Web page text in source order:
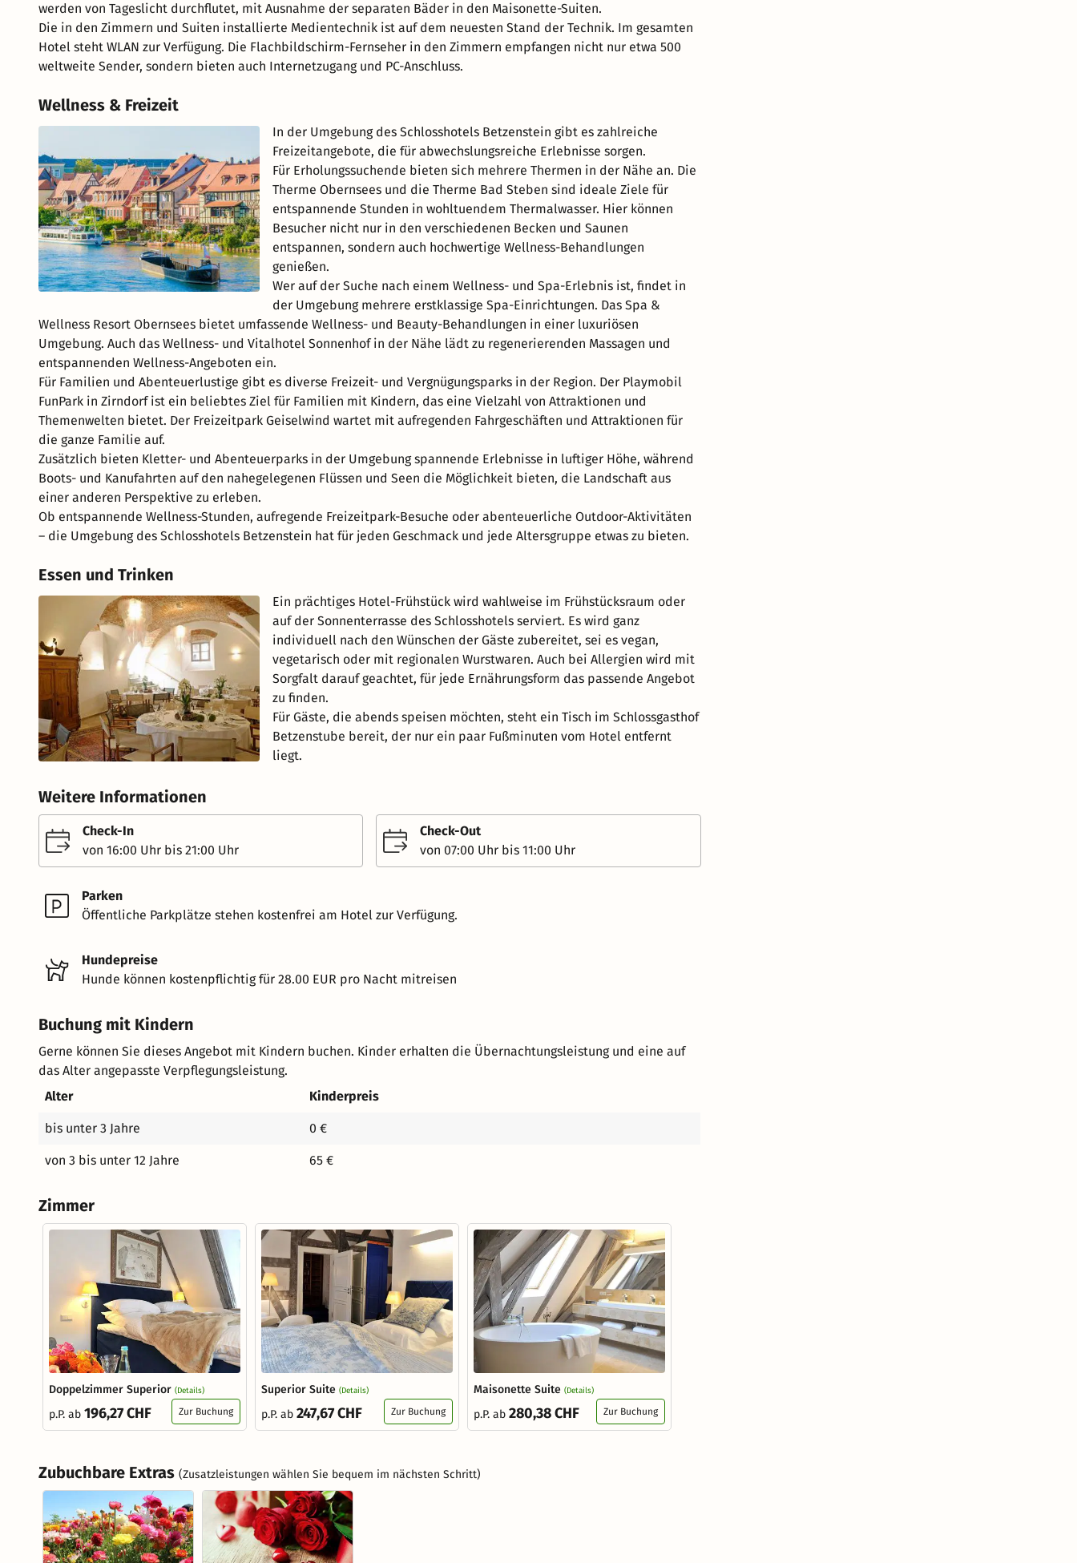
werden von Tageslicht durchflutet, mit Ausnahme der separaten Bäder in den Maisonette-Suiten.
Die in den Zimmern und Suiten installierte Medientechnik ist auf dem neuesten Stand der Technik. Im gesamten
Hotel steht WLAN zur Verfügung. Die Flachbildschirm-Fernseher in den Zimmern empfangen nicht nur etwa 500
weltweite Sender, sondern bieten auch Internetzugang und PC-Anschluss.
Wellness & Freizeit
In der Umgebung des Schlosshotels Betzenstein gibt es zahlreiche
Freizeitangebote, die für abwechslungsreiche Erlebnisse sorgen.
Für Erholungssuchende bieten sich mehrere Thermen in der Nähe an. Die
Therme Obernsees und die Therme Bad Steben sind ideale Ziele für
entspannende Stunden in wohltuendem Thermalwasser. Hier können
Besucher nicht nur in den verschiedenen Becken und Saunen
entspannen, sondern auch hochwertige Wellness-Behandlungen
genießen.
Wer auf der Suche nach einem Wellness- und Spa-Erlebnis ist, findet in
der Umgebung mehrere erstklassige Spa-Einrichtungen. Das Spa &
Wellness Resort Obernsees bietet umfassende Wellness- und Beauty-Behandlungen in einer luxuriösen
Umgebung. Auch das Wellness- und Vitalhotel Sonnenhof in der Nähe lädt zu regenerierenden Massagen und
entspannenden Wellness-Angeboten ein.
Für Familien und Abenteuerlustige gibt es diverse Freizeit- und Vergnügungsparks in der Region. Der Playmobil
FunPark in Zirndorf ist ein beliebtes Ziel für Familien mit Kindern, das eine Vielzahl von Attraktionen und
Themenwelten bietet. Der Freizeitpark Geiselwind wartet mit aufregenden Fahrgeschäften und Attraktionen für
die ganze Familie auf.
Zusätzlich bieten Kletter- und Abenteuerparks in der Umgebung spannende Erlebnisse in luftiger Höhe, während
Boots- und Kanufahrten auf den nahegelegenen Flüssen und Seen die Möglichkeit bieten, die Landschaft aus
einer anderen Perspektive zu erleben.
Ob entspannende Wellness-Stunden, aufregende Freizeitpark-Besuche oder abenteuerliche Outdoor-Aktivitäten
– die Umgebung des Schlosshotels Betzenstein hat für jeden Geschmack und jede Altersgruppe etwas zu bieten.
Essen und Trinken
Ein prächtiges Hotel-Frühstück wird wahlweise im Frühstücksraum oder
auf der Sonnenterrasse des Schlosshotels serviert. Es wird ganz
individuell nach den Wünschen der Gäste zubereitet, sei es vegan,
vegetarisch oder mit regionalen Wurstwaren. Auch bei Allergien wird mit
Sorgfalt darauf geachtet, für jede Ernährungsform das passende Angebot
zu finden.
Für Gäste, die abends speisen möchten, steht ein Tisch im Schlossgasthof
Betzenstube bereit, der nur ein paar Fußminuten vom Hotel entfernt
liegt.
Weitere Informationen
Check-In
von 16:00 Uhr bis 21:00 Uhr
Check-Out
von 07:00 Uhr bis 11:00 Uhr
Parken
Öffentliche Parkplätze stehen kostenfrei am Hotel zur Verfügung.
Hundepreise
Hunde können kostenpflichtig für 28.00 EUR pro Nacht mitreisen
Buchung mit Kindern
Gerne können Sie dieses Angebot mit Kindern buchen. Kinder erhalten die Übernachtungsleistung und eine auf
das Alter angepasste Verpflegungsleistung.
Alter
Kinderpreis
bis unter 3 Jahre 0 €
von 3 bis unter 12 Jahre 65 €
Zimmer
Doppelzimmer Superior (Details)
p.P. ab 196,27 CHF Zur Buchung
Superior Suite (Details)
p.P. ab 247,67 CHF Zur Buchung
Maisonette Suite (Details)
p.P. ab 280,38 CHF Zur Buchung
Zubuchbare Extras (Zusatzleistungen wählen Sie bequem im nächsten Schritt)